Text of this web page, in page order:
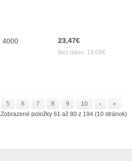
4000
23,47€
Bez dane: 19,08€
5 6 7 8 9 10 ›
»
Zobrazené položky 61 až 80 z 194 (10 stránok)